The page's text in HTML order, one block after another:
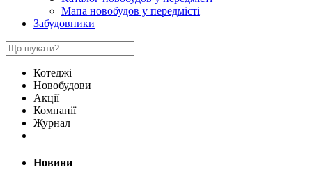
Мапа новобудов у передмісті
Забудовники
Котеджі
Новобудови
Акції
Компанії
Журнал
Новини